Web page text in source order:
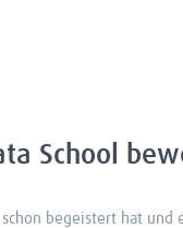
School
begeistert hat und